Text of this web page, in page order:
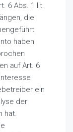
6 Abs. 1 lit.
die
haben
auf Art. 6
ein
der
hat.